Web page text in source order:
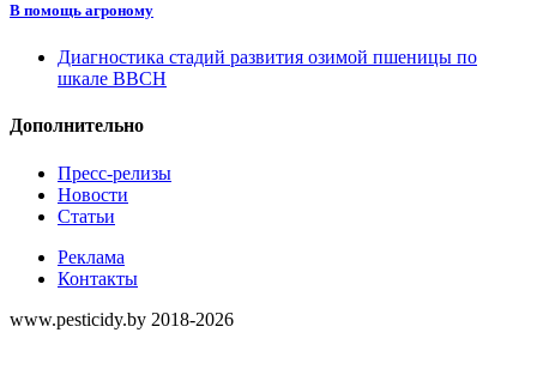
В помощь агроному
Диагностика стадий развития озимой пшеницы по
шкале ВВСН
Дополнительно
Пресс-релизы
Новости
Статьи
Реклама
Контакты
www.pesticidy.by 2018-2026